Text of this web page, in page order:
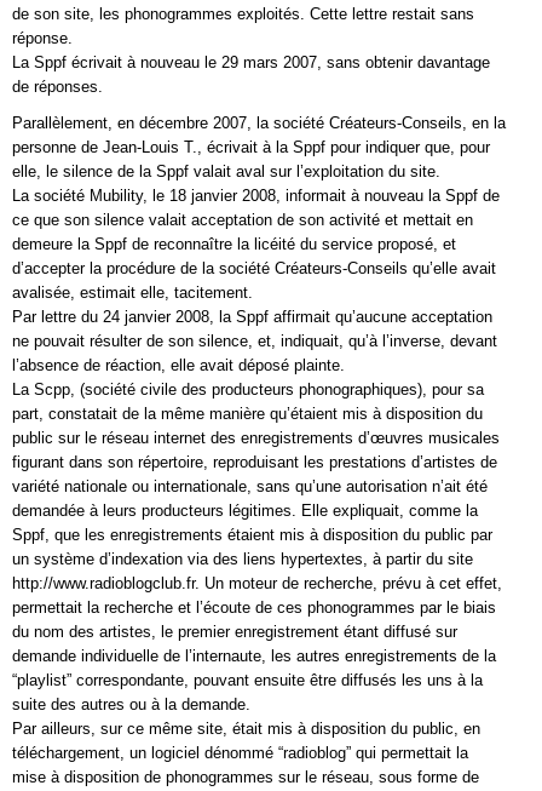
de son site, les phonogrammes exploités. Cette lettre restait sans
réponse.
La Sppf écrivait à nouveau le 29 mars 2007, sans obtenir davantage
de réponses.
Parallèlement, en décembre 2007, la société Créateurs-Conseils, en la
personne de Jean-Louis T., écrivait à la Sppf pour indiquer que, pour
elle, le silence de la Sppf valait aval sur l’exploitation du site.
La société Mubility, le 18 janvier 2008, informait à nouveau la Sppf de
ce que son silence valait acceptation de son activité et mettait en
demeure la Sppf de reconnaître la licéité du service proposé, et
d’accepter la procédure de la société Créateurs-Conseils qu’elle avait
avalisée, estimait elle, tacitement.
Par lettre du 24 janvier 2008, la Sppf affirmait qu’aucune acceptation
ne pouvait résulter de son silence, et, indiquait, qu’à l’inverse, devant
l’absence de réaction, elle avait déposé plainte.
La Scpp, (société civile des producteurs phonographiques), pour sa
part, constatait de la même manière qu’étaient mis à disposition du
public sur le réseau internet des enregistrements d’œuvres musicales
figurant dans son répertoire, reproduisant les prestations d’artistes de
variété nationale ou internationale, sans qu’une autorisation n’ait été
demandée à leurs producteurs légitimes. Elle expliquait, comme la
Sppf, que les enregistrements étaient mis à disposition du public par
un système d’indexation via des liens hypertextes, à partir du site
http://www.radioblogclub.fr. Un moteur de recherche, prévu à cet effet,
permettait la recherche et l’écoute de ces phonogrammes par le biais
du nom des artistes, le premier enregistrement étant diffusé sur
demande individuelle de l’internaute, les autres enregistrements de la
“playlist” correspondante, pouvant ensuite être diffusés les uns à la
suite des autres ou à la demande.
Par ailleurs, sur ce même site, était mis à disposition du public, en
téléchargement, un logiciel dénommé “radioblog” qui permettait la
mise à disposition de phonogrammes sur le réseau, sous forme de